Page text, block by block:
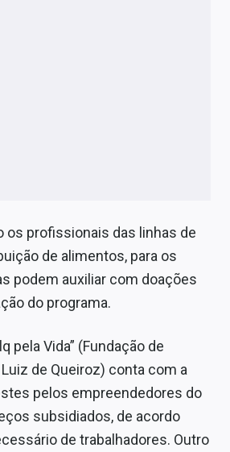
os profissionais das linhas de
de alimentos, para os
podem auxiliar com doações
do programa.
pela Vida” (Fundação de
de Queiroz) conta com a
pelos empreendedores do
subsidiados, de acordo
de trabalhadores. Outro